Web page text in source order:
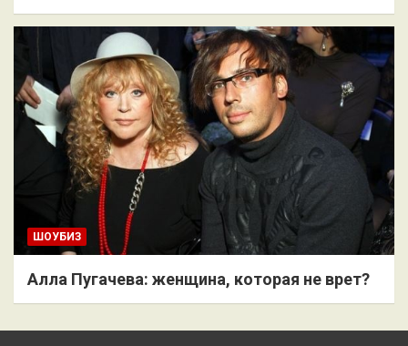
ШОУБИЗ
Алла Пугачева: женщина, которая не врет?